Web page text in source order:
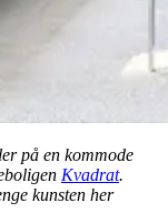
på en kommode
Kvadrat.
kunsten her